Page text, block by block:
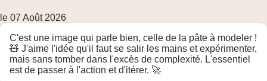
le 07 Août 2026
C'est une image qui parle bien, celle de la pâte à modeler !
🧸 J'aime l'idée qu'il faut se salir les mains et expérimenter,
mais sans tomber dans l'excès de complexité. L'essentiel
est de passer à l'action et d'itérer. 🚀